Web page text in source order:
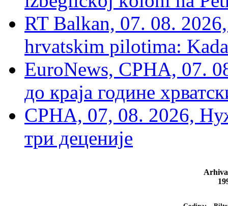
RT Balkan, 07. 08.
hrvatskim pilotima:
EuroNews, СРНА, 07.
до краја године
СРНА, 07, 08. 2026,
три деценије